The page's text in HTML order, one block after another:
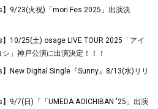
】9/23(火祝)「mori Fes.2025」出演決
】10/25(土) osage LIVE TOUR 2025「アイ
」神戸公演に出演決定！！！
】New Digital Single『Sunny』8/13(水)リリ
】9/7(日)「「UMEDA AOICHIBAN '25」出演